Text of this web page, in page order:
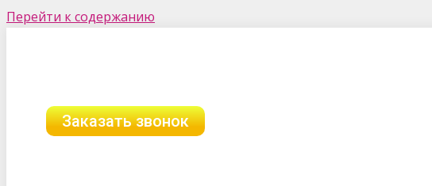
Перейти к содержанию
Заказать звонок